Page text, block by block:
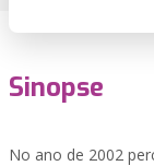
Sinopse
No ano de 2002